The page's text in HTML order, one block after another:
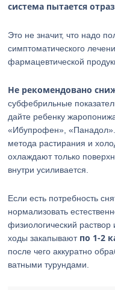
система пытается
Это не значит, что надо
симптоматического
фармацевтической
Не рекомендовано
субфебрильные
дайте ребенку
«Ибупрофен», «Панадол».
метода растирания и
охлаждают только
внутри усиливается.
Если есть потребность
нормализовать
физиологический
ходы закапывают по 1-2
после чего аккуратно
ватными турундами.